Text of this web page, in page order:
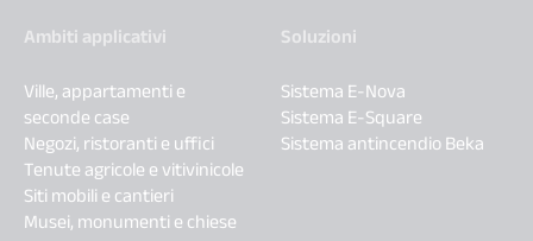
Ambiti applicativi
Ville, appartamenti e
seconde case
Negozi, ristoranti e uffici
Tenute agricole e vitivinicole
Siti mobili e cantieri
Musei, monumenti e chiese
Soluzioni
Sistema E-Nova
Sistema E-Square
Sistema antincendio Beka